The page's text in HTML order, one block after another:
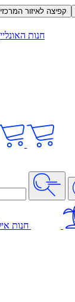
קפיצה לאיזור המרכזי
חנות
חנות